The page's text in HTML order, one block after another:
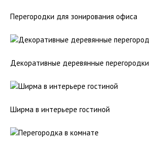
Перегородки для зонирования офиса
Декоративные деревянные перегородки
Ширма в интерьере гостиной